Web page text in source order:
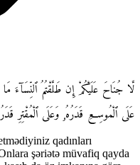
لَّا جُنَاحَ عَلَيْكُمْ إِن طَلَّقْتُمُ ٱلنِّسَآءَ
عَلَى ٱلْمُوسِعِ قَدَرُهُۥ وَعَلَى ٱلْمُقْتِرِ
qadınları
şəriətə müvafiq qayda